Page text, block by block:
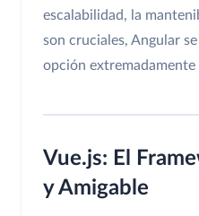
escalabilidad, la
son cruciales, Angular
opción extremadamente
Vue.js: El
y Amigable